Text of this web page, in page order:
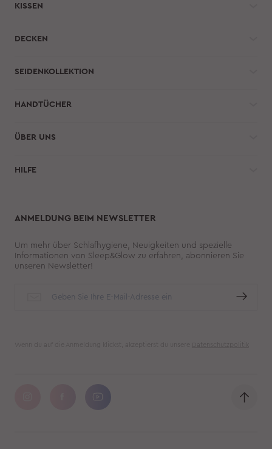
KISSEN
DECKEN
SEIDENKOLLEKTION
HANDTÜCHER
ÜBER UNS
HILFE
ANMELDUNG BEIM NEWSLETTER
Um mehr über Schlafhygiene, Neuigkeiten und spezielle
Informationen von Sleep&Glow zu erfahren, abonnieren Sie
unseren Newsletter!
Wenn du auf die Anmeldung klickst, akzeptierst du unsere Datenschutzpolitik